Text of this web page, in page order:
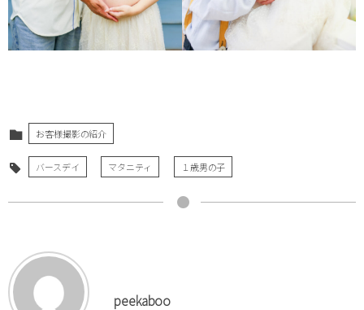
お客様撮影の紹介
バースデイ マタニティ １歳男の子
peekaboo